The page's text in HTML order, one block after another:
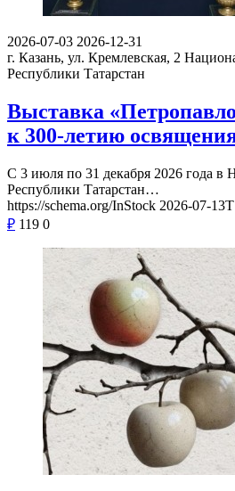
2026-07-03 2026-12-31
г. Казань, ул. Кремлевская, 2
Республики Татарстан
Выставка
к 300-летию
С 3 июля по 31 декабря 2026 года в
Республики Татарстан…
https://schema.org/InStock 2026-07-
₽ 119 0